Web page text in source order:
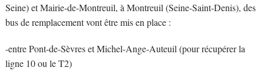
Seine) et Mairie-de-Montreuil, à Montreuil (Seine-Saint-Denis), des
bus de remplacement vont être mis en place :
-entre Pont-de-Sèvres et Michel-Ange-Auteuil (pour récupérer la
ligne 10 ou le T2)